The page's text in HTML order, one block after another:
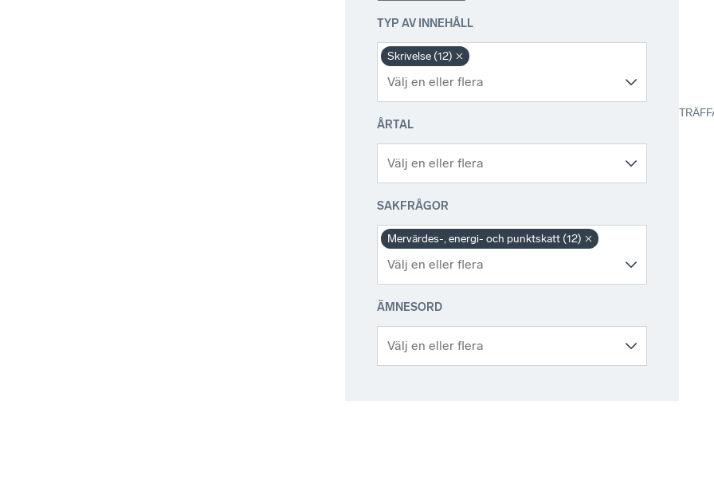
TYP AV INNEHÅLL
Skrivelse (12)
ÅRTAL
SAKFRÅGOR
Mervärdes-, energi- och punktskatt (12)
ÄMNESORD